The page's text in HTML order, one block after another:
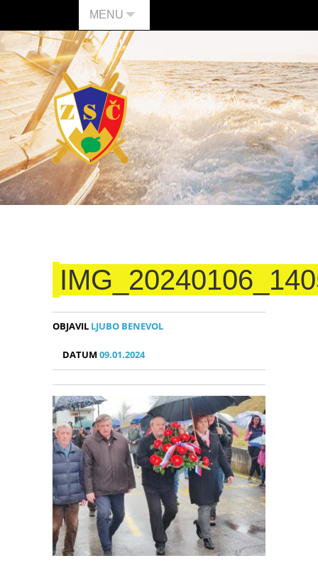
MENU
OBJAVIL LJUBO BENEVOL
DATUM09.01.2024